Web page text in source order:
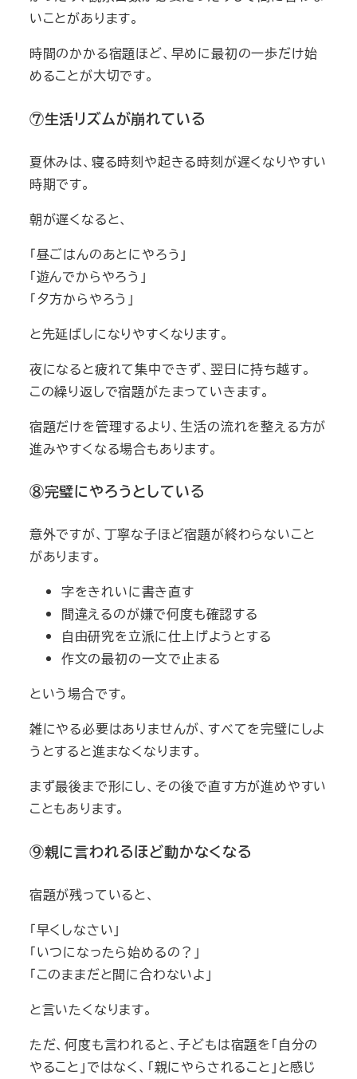
いことがあります。
時間のかかる宿題ほど、早めに最初の一歩だけ始
めることが大切です。
⑦生活リズムが崩れている
夏休みは、寝る時刻や起きる時刻が遅くなりやすい
時期です。
朝が遅くなると、
「昼ごはんのあとにやろう」
「遊んでからやろう」
「夕方からやろう」
と先延ばしになりやすくなります。
夜になると疲れて集中できず、翌日に持ち越す。
この繰り返しで宿題がたまっていきます。
宿題だけを管理するより、生活の流れを整える方が
進みやすくなる場合もあります。
⑧完璧にやろうとしている
意外ですが、丁寧な子ほど宿題が終わらないこと
があります。
字をきれいに書き直す
間違えるのが嫌で何度も確認する
自由研究を立派に仕上げようとする
作文の最初の一文で止まる
という場合です。
雑にやる必要はありませんが、すべてを完璧にしよ
うとすると進まなくなります。
まず最後まで形にし、その後で直す方が進めやすい
こともあります。
⑨親に言われるほど動かなくなる
宿題が残っていると、
「早くしなさい」
「いつになったら始めるの？」
「このままだと間に合わないよ」
と言いたくなります。
ただ、何度も言われると、子どもは宿題を「自分の
やること」ではなく、「親にやらされること」と感じ